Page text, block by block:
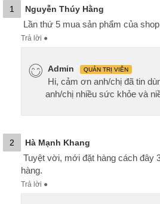
1 Nguyễn Thúy Hằng
Lần thứ 5 mua sản phẩm của
Trả lời ●
Admin QUẢN TRỊ VIÊN
Hi, cảm ơn anh/chị đã tin
anh/chị nhiều sức khỏe và
2 Hà Mạnh Khang
Tuyệt vời, mới đặt hàng cách đây
hàng.
Trả lời ●